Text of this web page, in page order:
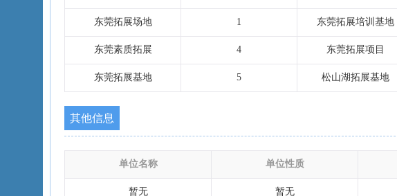
东莞拓展场地 1 东莞拓展培训基地
东莞素质拓展 4 东莞拓展项目
东莞拓展基地 5 松山湖拓展基地
其他信息
单位名称 单位性质
暂无 暂无